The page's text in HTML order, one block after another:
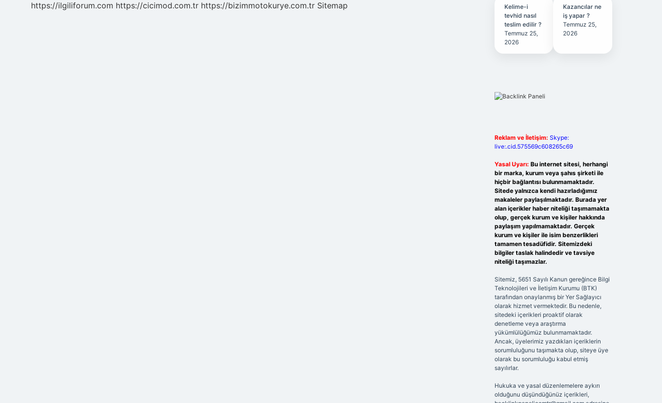
https://ilgiliforum.com https://cicimod.com.tr https://bizimmotokurye.com.tr Sitemap
Kelime-i
tevhid nasıl
teslim edilir ?
Temmuz 25,
2026
Kazancılar ne
iş yapar ?
Temmuz 25,
2026
Reklam ve İletişim: Skype:
live:.cid.575569c608265c69
Yasal Uyarı: Bu internet sitesi, herhangi
bir marka, kurum veya şahıs şirketi ile
hiçbir bağlantısı bulunmamaktadır.
Sitede yalnızca kendi hazırladığımız
makaleler paylaşılmaktadır. Burada yer
alan içerikler haber niteliği taşımamakta
olup, gerçek kurum ve kişiler hakkında
paylaşım yapılmamaktadır. Gerçek
kurum ve kişiler ile isim benzerlikleri
tamamen tesadüfidir. Sitemizdeki
bilgiler taslak halindedir ve tavsiye
niteliği taşımazlar.
Sitemiz, 5651 Sayılı Kanun gereğince Bilgi
Teknolojileri ve İletişim Kurumu (BTK)
tarafından onaylanmış bir Yer Sağlayıcı
olarak hizmet vermektedir. Bu nedenle,
sitedeki içerikleri proaktif olarak
denetleme veya araştırma
yükümlülüğümüz bulunmamaktadır.
Ancak, üyelerimiz yazdıkları içeriklerin
sorumluluğunu taşımakta olup, siteye üye
olarak bu sorumluluğu kabul etmiş
sayılırlar.
Hukuka ve yasal düzenlemelere aykırı
olduğunu düşündüğünüz içerikleri,